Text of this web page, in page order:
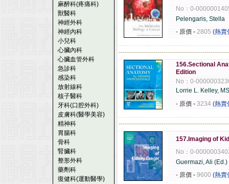
麻醉科(疼痛科)
獸醫科
神經外科
神經內科
小兒科
心臟內科
心臟血管外科
急診科
感染科
放射線科
核子醫科
牙科(口腔外科)
皮膚科(醫學美容)
精神科
胃腸科
骨科
腎臟科
整形外科
藥劑科
復健科(運動醫學)
No：0-
Pelengaris, Stella
- 原價 - 2805 (熱賣
156.Sectional
Edition
No：0-
Lorrie L. Kelley, MS
- 原價 - 3234 (熱賣
157.Imaging of
No：0-
Guermazi, Ali (Ed.)
- 原價 - 9600 (熱賣